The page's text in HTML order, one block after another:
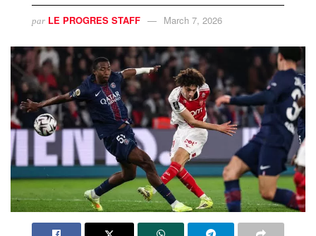
par LE PROGRES STAFF March 7, 2026